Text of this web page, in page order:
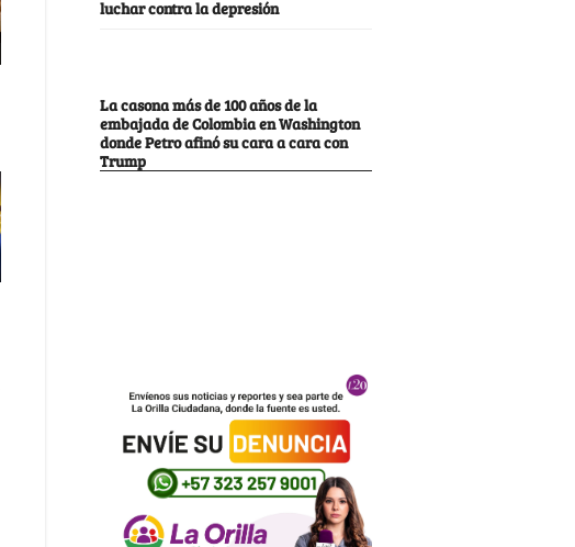
luchar contra la depresión
La casona más de 100 años de la
embajada de Colombia en Washington
donde Petro afinó su cara a cara con
Trump